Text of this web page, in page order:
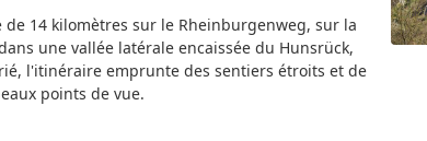
14 kilomètres sur le Rheinburgenweg, sur la
une vallée latérale encaissée du Hunsrück,
l'itinéraire emprunte des sentiers étroits et de
points de vue.